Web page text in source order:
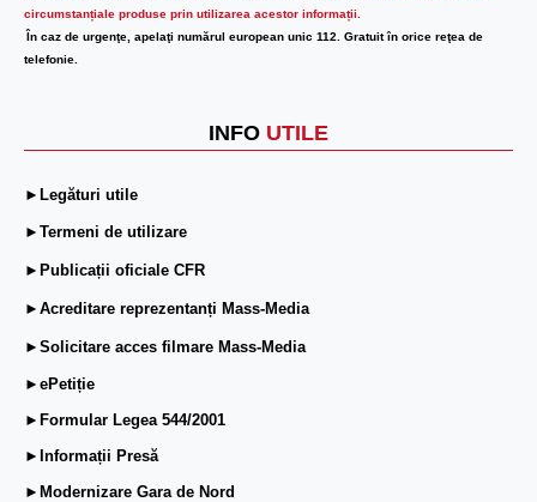
circumstanțiale produse prin utilizarea acestor informații.
În caz de urgenţe, apelaţi numărul european unic 112. Gratuit în orice reţea de
telefonie.
INFO UTILE
►Legături utile
►Termeni de utilizare
►Publicații oficiale CFR
►Acreditare reprezentanți Mass-Media
►Solicitare acces filmare Mass-Media
►ePetiție
►Formular Legea 544/2001
►Informații Presă
►Modernizare Gara de Nord